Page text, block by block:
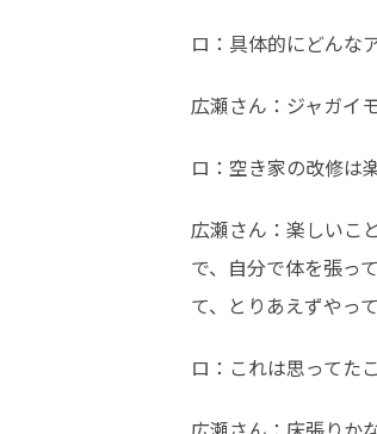
ロ：具体的にどんな
広瀬さん：ジャガイ
ロ：空き家の改修は
広瀬さん：楽しいこ
で、自分で体を張っ
て、とりあえずやっ
ロ：これは思ってた